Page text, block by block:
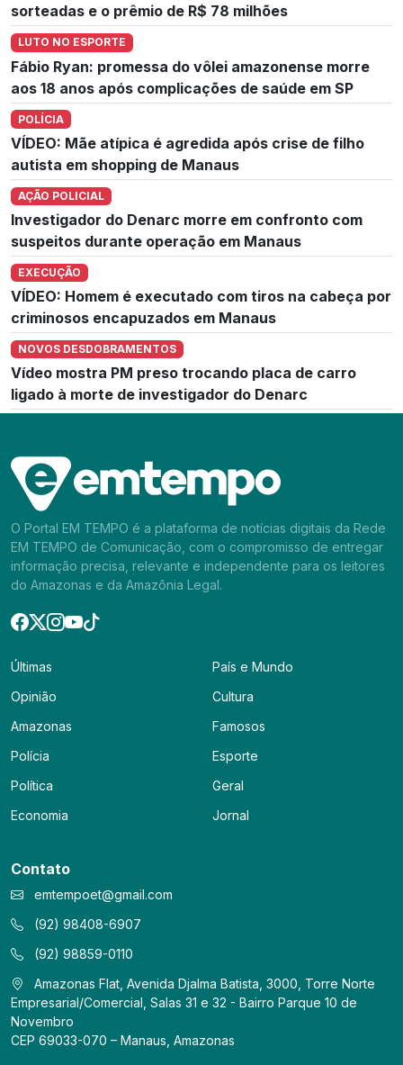
sorteadas e o prêmio de R$ 78 milhões
LUTO NO ESPORTE
Fábio Ryan: promessa do vôlei amazonense morre
aos 18 anos após complicações de saúde em SP
POLÍCIA
VÍDEO: Mãe atípica é agredida após crise de filho
autista em shopping de Manaus
AÇÃO POLICIAL
Investigador do Denarc morre em confronto com
suspeitos durante operação em Manaus
EXECUÇÃO
VÍDEO: Homem é executado com tiros na cabeça por
criminosos encapuzados em Manaus
NOVOS DESDOBRAMENTOS
Vídeo mostra PM preso trocando placa de carro
ligado à morte de investigador do Denarc
O Portal EM TEMPO é a plataforma de notícias digitais da Rede
EM TEMPO de Comunicação, com o compromisso de entregar
informação precisa, relevante e independente para os leitores
do Amazonas e da Amazônia Legal.
Últimas
Opinião
Amazonas
Polícia
Política
Economia
País e Mundo
Cultura
Famosos
Esporte
Geral
Jornal
Contato
emtempoet@gmail.com
(92) 98408-6907
(92) 98859-0110
Amazonas Flat, Avenida Djalma Batista, 3000, Torre Norte
Empresarial/Comercial, Salas 31 e 32 - Bairro Parque 10 de
Novembro
CEP 69033-070 – Manaus, Amazonas